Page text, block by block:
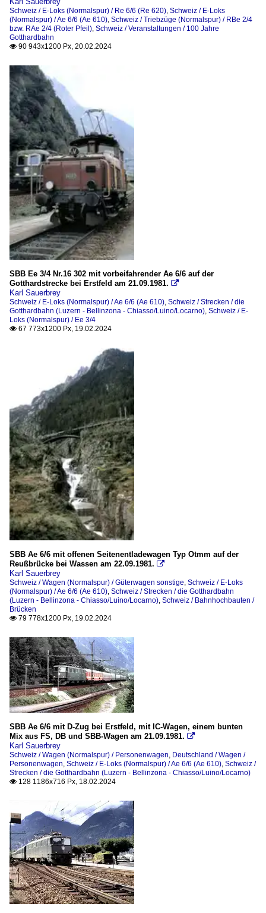
Wagen (Normalspur)
Güterwagen der Gattung Db, Begleitwagen "Sputnik" (sp.
Güterwagen sonstige
Züge
Güterzüge
Venice Simplon-Orient-Express (VSOE)
Schweiz / E-Loks (Normalspur) / Re 6/6 (Re 620), Schweiz / E-Loks
(Normalspur) / Ae 6/6 (Ae 610), Schweiz / Triebzüge (Normalspur) / RBe 2/4
bzw. RAe 2/4 (Roter Pfeil), Schweiz / Veranstaltungen / 100 Jahre
Gotthardbahn
 90 943x1200 Px, 20.02.2024
SBB Ee 3/4 Nr.16 302 mit vorbeifahrender Ae 6/6 auf der
Gotthardstrecke bei Erstfeld am 21.09.1981. 
Karl Sauerbrey
Schweiz / E-Loks (Normalspur) / Ae 6/6 (Ae 610), Schweiz / Strecken / die
Gotthardbahn (Luzern - Bellinzona - Chiasso/Luino/Locarno), Schweiz / E-
Loks (Normalspur) / Ee 3/4
 67 773x1200 Px, 19.02.2024
SBB Ae 6/6 mit offenen Seitenentladewagen Typ Otmm auf der
Reußbrücke bei Wassen am 22.09.1981. 
Karl Sauerbrey
Schweiz / Wagen (Normalspur) / Güterwagen sonstige, Schweiz / E-Loks
(Normalspur) / Ae 6/6 (Ae 610), Schweiz / Strecken / die Gotthardbahn
(Luzern - Bellinzona - Chiasso/Luino/Locarno), Schweiz / Bahnhochbauten /
Brücken
 79 778x1200 Px, 19.02.2024
SBB Ae 6/6 mit D-Zug bei Erstfeld, mit IC-Wagen, einem bunten
Mix aus FS, DB und SBB-Wagen am 21.09.1981. 
Karl Sauerbrey
Schweiz / Wagen (Normalspur) / Personenwagen, Deutschland / Wagen /
Personenwagen, Schweiz / E-Loks (Normalspur) / Ae 6/6 (Ae 610), Schweiz /
Strecken / die Gotthardbahn (Luzern - Bellinzona - Chiasso/Luino/Locarno)
 128 1186x716 Px, 18.02.2024